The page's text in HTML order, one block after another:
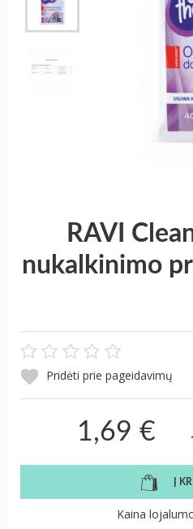
RAVI
nukalkinimo
Pridėti prie pageidavimų
1,69 €
Į
Kaina